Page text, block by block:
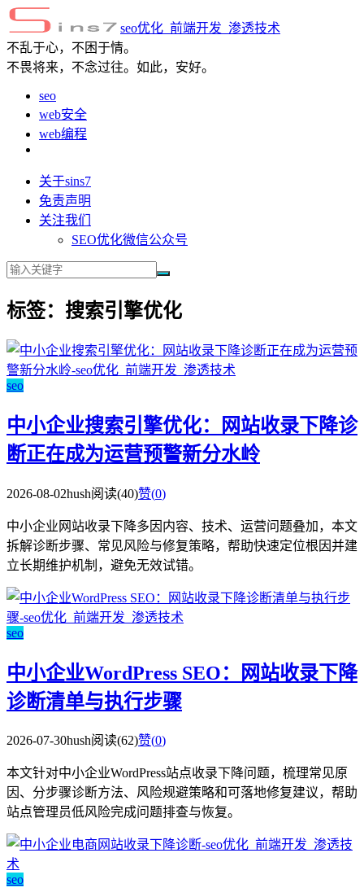
seo优化_前端开发_渗透技术
不乱于心，不困于情。
不畏将来，不念过往。如此，安好。
seo
web安全
web编程
关于sins7
免责声明
关注我们
SEO优化微信公众号
标签：搜索引擎优化
seo
中小企业搜索引擎优化：网站收录下降诊
断正在成为运营预警新分水岭
2026-08-02hush阅读(40)赞(0)
中小企业网站收录下降多因内容、技术、运营问题叠加，本文
拆解诊断步骤、常见风险与修复策略，帮助快速定位根因并建
立长期维护机制，避免无效试错。
seo
中小企业WordPress SEO：网站收录下降
诊断清单与执行步骤
2026-07-30hush阅读(62)赞(0)
本文针对中小企业WordPress站点收录下降问题，梳理常见原
因、分步骤诊断方法、风险规避策略和可落地修复建议，帮助
站点管理员低风险完成问题排查与恢复。
seo